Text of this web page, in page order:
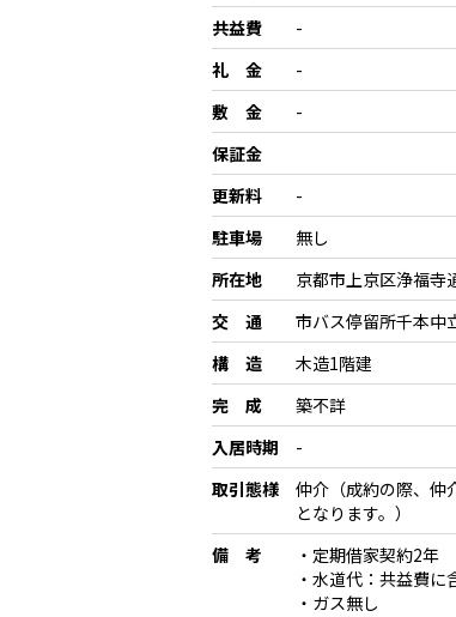
共益費
-
礼 金
-
敷 金
-
保証金
更新料
-
駐車場
無し
所在地
京都市上京区浄福寺
交 通
市バス停留所千本中
構 造
木造1階建
完 成
築不詳
入居時期
-
取引態様
仲介（成約の際、仲
となります。）
備 考
・定期借家契約2年
・水道代：共益費に
・ガス無し